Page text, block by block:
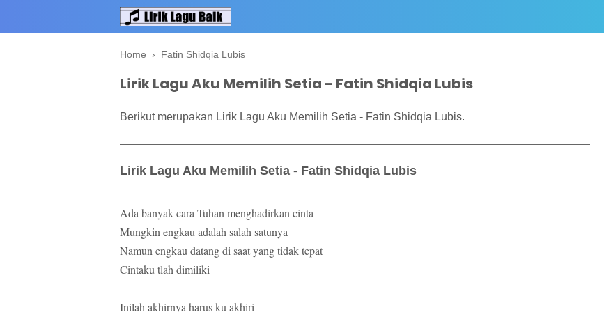
Home › Fatin Shidqia Lubis
Lirik Lagu Aku Memilih Setia - Fatin Shidqia Lubis
Berikut merupakan Lirik Lagu Aku Memilih Setia - Fatin Shidqia Lubis.
Lirik Lagu Aku Memilih Setia - Fatin Shidqia Lubis
Ada banyak cara Tuhan menghadirkan cinta
Mungkin engkau adalah salah satunya
Namun engkau datang di saat yang tidak tepat
Cintaku tlah dimiliki
Inilah akhirnya harus ku akhiri